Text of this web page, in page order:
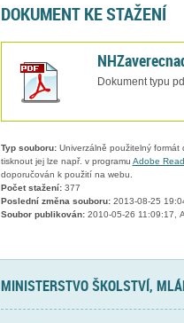
DOKUMENT KE STAŽENÍ
Dokument typu
Typ souboru:Univerzálně použitelný formát
tisknout jej lze např. v programu Adobe
doporučován k použití na webu.
Počet stažení:377
Poslední změna souboru:2013-08-25
Soubor publikován:2010-05-26 11:09:17,
MINISTERSTVO ŠKOLSTVÍ,